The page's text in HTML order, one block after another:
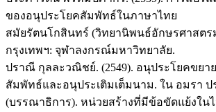
ของอนุประโยคสัมพัทธ์ในภาษาไทย
สมัยรัตนโกสินทร์ (วิทยานิพนธ์อักษรศาสต
กรุงเทพฯ: จุฬาลงกรณ์มหาวิทยาลัย.
ปราณี กุลละวณิชย์. (2549). อนุประโยคขยา
สัมพัทธ์และอนุประเติมเต็มนาม. ใน อมรา
(บรรณาธิการ). หน่วยสร้างที่มีข้อขัดแย้งใน